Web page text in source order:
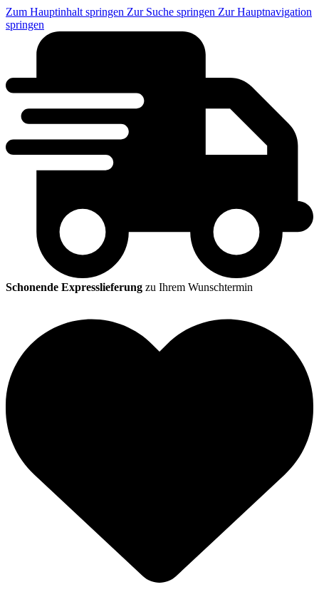
Zum Hauptinhalt springen Zur Suche springen Zur Hauptnavigation
springen
Schonende Expresslieferung zu Ihrem Wunschtermin